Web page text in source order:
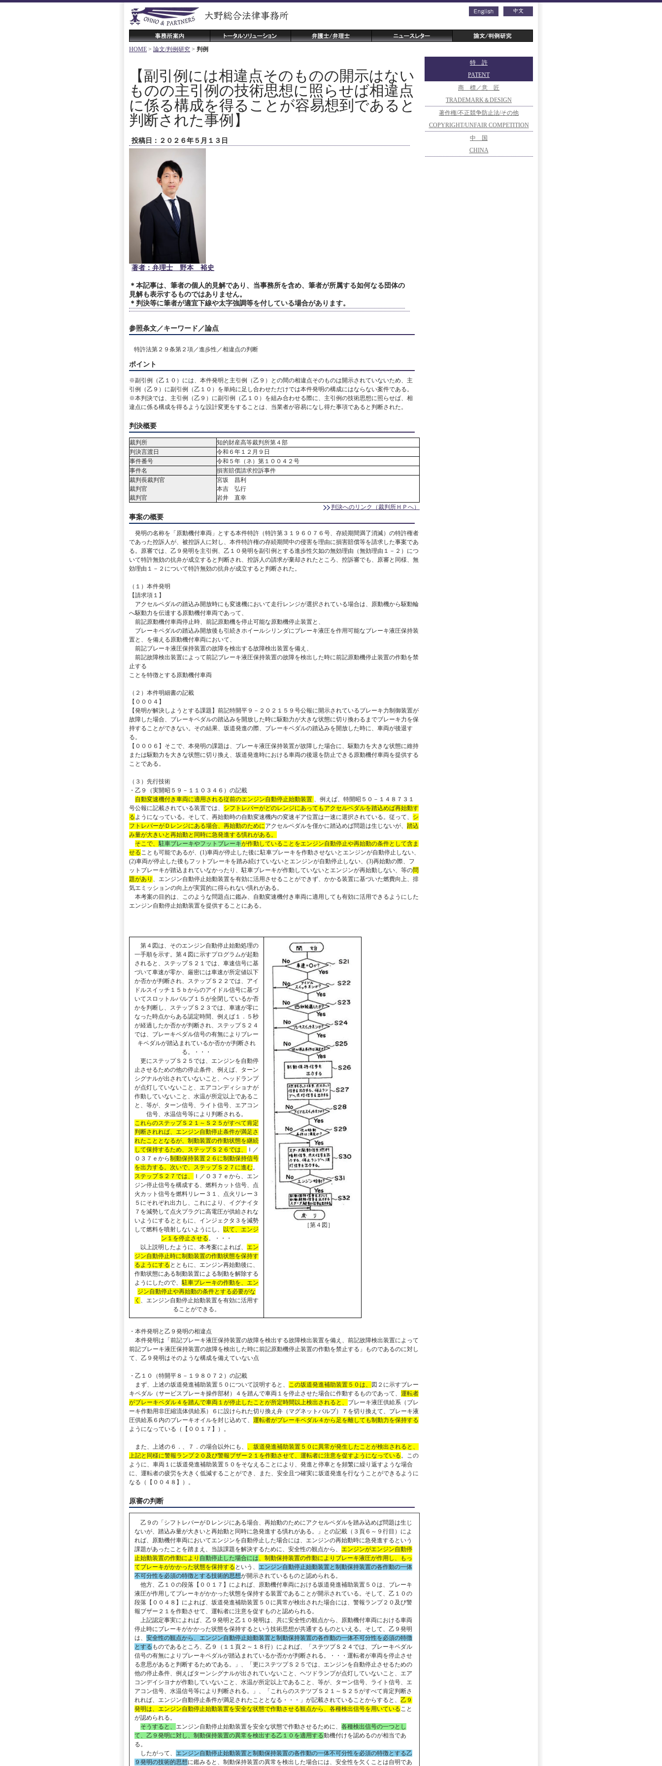
HOME > 論文/判例研究 > 判例
【副引例には相違点そのものの開示はない
ものの主引例の技術思想に照らせば相違点
に係る構成を得ることが容易想到であると
判断された事例】
投稿日：２０２６年５月１３日
著者：弁理士 野本 裕史
＊本記事は、筆者の個人的見解であり、当事務所を含め、筆者が所属する如何なる団体の
見解も表示するものではありません。
＊判決等に筆者が適宜下線や太字強調等を付している場合があります。
参照条文／キーワード／論点
特許法第２９条第２項／進歩性／相違点の判断
ポイント
※副引例（乙１０）には、本件発明と主引例（乙９）との間の相違点そのものは開示されていないため、主
引例（乙９）に副引例（乙１０）を単純に足し合わせただけでは本件発明の構成にはならない案件である。
※本判決では、主引例（乙９）に副引例（乙１０）を組み合わせる際に、主引例の技術思想に照らせば、相
違点に係る構成を得るような設計変更をすることは、当業者が容易になし得た事項であると判断された。
判決概要
裁判所
知的財産高等裁判所第４部
判決言渡日
令和６年１２月９日
事件番号
令和５年（ネ）第１００４２号
事件名
損害賠償請求控訴事件
裁判長裁判官
裁判官
裁判官
宮坂 昌利
本吉 弘行
岩井 直幸
判決へのリンク（裁判所ＨＰへ）
事案の概要
発明の名称を「原動機付車両」とする本件特許（特許第３１９６０７６号、存続期間満了消滅）の特許権者
であった控訴人が、被控訴人に対し、本件特許権の存続期間中の侵害を理由に損害賠償等を請求した事案であ
る。原審では、乙９発明を主引例、乙１０発明を副引例とする進歩性欠如の無効理由（無効理由１－２）につ
いて特許無効の抗弁が成立すると判断され、控訴人の請求が棄却されたところ、控訴審でも、原審と同様、無
効理由１－２について特許無効の抗弁が成立すると判断された。
（１）本件発明
【請求項１】
アクセルペダルの踏込み開放時にも変速機において走行レンジが選択されている場合は、原動機から駆動輪
へ駆動力を伝達する原動機付車両であって、
前記原動機付車両停止時、前記原動機を停止可能な原動機停止装置と、
ブレーキペダルの踏込み開放後も引続きホイールシリンダにブレーキ液圧を作用可能なブレーキ液圧保持装
置と、を備える原動機付車両において、
前記ブレーキ液圧保持装置の故障を検出する故障検出装置を備え、
前記故障検出装置によって前記ブレーキ液圧保持装置の故障を検出した時に前記原動機停止装置の作動を禁
止する
ことを特徴とする原動機付車両
（２）本件明細書の記載
【０００４】
【発明が解決しようとする課題】前記特開平９－２０２１５９号公報に開示されているブレーキ力制御装置が
故障した場合、ブレーキペダルの踏込みを開放した時に駆動力が大きな状態に切り換わるまでブレーキ力を保
持することができない。その結果、坂道発進の際、ブレーキペダルの踏込みを開放した時に、車両が後退す
る。
【０００６】そこで、本発明の課題は、ブレーキ液圧保持装置が故障した場合に、駆動力を大きな状態に維持
または駆動力を大きな状態に切り換え、坂道発進時における車両の後退を防止できる原動機付車両を提供する
ことである。
（３）先行技術
・乙９（実開昭５９－１１０３４６）の記載
自動変速機付き車両に適用される従前のエンジン自動停止始動装置 、例えば、特開昭５０－１４８７３１
号公報に記載されている装置では、 シフトレバーがどのレンジにあってもアクセルペダルを踏込めば再始動す
るようになっている。そして、再始動時の自動変速機内の変速ギア位置は一速に選択されている。従って、 シ
フトレバーがＤレンジにある場合、再始動のためにアクセルペダルを僅かに踏込めば問題は生じないが、 踏込
み量が大きいと再始動と同時に急発進する惧れがある。
そこで、駐車ブレーキやフットブレーキが作動していることをエンジン自動停止や再始動の条件として含ま
せることも可能であるが、(1)車両が停止した後に駐車ブレーキを作動させないとエンジンが自動停止しない、
(2)車両が停止した後もフットブレーキを踏み続けていないとエンジンが自動停止しない、(3)再始動の際、フ
ットブレーキが踏込まれていなかったり、駐車ブレーキが作動していないとエンジンが再始動しない、等の問
題があり 、エンジン自動停止始動装置を有効に活用させることができず、かかる装置に基づいた燃費向上、排
気エミッションの向上が実質的に得られない惧れがある。
本考案の目的は、このような問題点に鑑み、自動変速機付き車両に適用しても有効に活用できるようにした
エンジン自動停止始動装置を提供することにある。
第４図は、そのエンジン自動停止始動処理の
一手順を示す。第４図に示すプログラムが起動
されると、ステップＳ２１では、車速信号に基
づいて車速が零か、厳密には車速が所定値以下
か否かが判断され、ステップＳ２２では、アイ
ドルスイッチ１５ｂからのアイドル信号に基づ
いてスロットルバルブ１５が全閉しているか否
かを判断し、ステップＳ２３では、車速が零に
なった時点からある認定時間、例えば１．５秒
が経過したか否かが判断され、ステップＳ２４
では、ブレーキペダル信号の有無によりブレー
キペダルが踏込まれているか否かが判断され
る。・・・
更にステップＳ２５では、エンジンを自動停
止させるための他の停止条件、例えば、ターン
シグナルが出されていないこと、ヘッドランプ
が点灯していないこと、エアコンディショナが
作動していないこと、水温が所定以上であるこ
と、等が、ターン信号、ライト信号、エアコン
信号、水温信号等により判断される。
これらのステップＳ２１～Ｓ２５がすべて肯定
判断されれば、エンジン自動停止条件が満足さ
れたこととなるが、制動装置の作動状態を継続
して保持するため、ステップＳ２６では、
Ｉ／
Ｏ３７ｅから制動保持装置２６に制動保持信号
を出力する。次いで、ステップＳ２７に進む。
ステップＳ２７では、
Ｉ／Ｏ３７ｅから、エン
ジン停止信号を構成する、燃料カット信号、点
火カット信号を燃料リレー３１、点火リレー３
５にそれぞれ出力し、これにより、イグナイタ
７を減勢して点火プラグに高電圧が供給されな
いようにするとともに、インジェクタ３を減勢
して燃料を噴射しないようにし、
以て、エンジ
ン１を停止させる。・・・
以上説明したように、本考案によれば、 エン
ジン自動停止時に制動装置の作動状態を保持す
るようにする とともに、エンジン再始動後に、
作動状態にある制動装置による制動を解除する
ようにしたので、駐車ブレーキの作動を、エン
ジン自動停止や再始動の条件とする必要がな
く 、エンジン自動停止始動装置を有効に活用す
ることができる。
［第４図］
・本件発明と乙９発明の相違点
本件発明は「前記ブレーキ液圧保持装置の故障を検出する故障検出装置を備え、前記故障検出装置によって
前記ブレーキ液圧保持装置の故障を検出した時に前記原動機停止装置の作動を禁止する」ものであるのに対し
て、乙９発明はそのような構成を備えていない点
・乙１０（特開平８－１９８０７２）の記載
まず、上述の坂道発進補助装置５０について説明すると、 この坂道発進補助装置５０は、
図２に示すブレー
キペダル（サービスブレーキ操作部材）４を踏んで車両１を停止させた場合に作動するものであって、 運転者
がブレーキペダル４を踏んで車両１が停止したことが所定時間以上検出されると、 ブレーキ液圧供給系（ブレ
ーキ作動用非圧縮流体供給系）６に設けられた切り換え弁（マグネットバルブ）７を切り換えて、ブレーキ液
圧供給系６内のブレーキオイルを封じ込めて、 運転者がブレーキペダル４から足を離しても制動力を保持する
ようになっている（【００１７】）。
また、上述の６．、７．の場合以外にも、 、坂道発進補助装置５０に異常が発生したことが検出されると、
上記と同様に警報ランプ２０及び警報ブザー２１を作動させて、運転者に注意を促すようになっている。この
ように、車両１に坂道発進補助装置５０をそなえることにより、発進と停車とを頻繁に繰り返すような場合
に、運転者の疲労を大きく低減することができ、また、安全且つ確実に坂道発進を行なうことができるように
なる（【００４８】）。
原審の判断
乙９の「シフトレバーがＤレンジにある場合、再始動のためにアクセルペダルを踏み込めば問題は生じ
ないが、踏込み量が大きいと再始動と同時に急発進する惧れがある。」との記載（３頁６～９行目）によ
れば、原動機付車両においてエンジンを自動停止した場合には、エンジンの再始動時に急発進するという
課題があったことを踏まえ、当該課題を解決するために、安全性の観点から、 エンジンがエンジン自動停
止始動装置の作動により 自動停止した場合には、制動保持装置の作動によりブレーキ液圧が作用し、もっ
てブレーキがかかった状態を保持する という、 エンジン自動停止始動装置と制動保持装置の各作動の一体
不可分性を必須の特徴とする技術的思想が開示されているものと認められる。
他方、乙１０の段落【００１７】によれば、原動機付車両における坂道発進補助装置５０は、ブレーキ
液圧が作用してブレーキがかかった状態を保持する装置であることが開示されている。そして、乙１０の
段落【００４８】によれば、坂道発進補助装置５０に異常が検出された場合には、警報ランプ２０及び警
報ブザー２１を作動させて、運転者に注意を促すものと認められる。
上記認定事実によれば、乙９発明と乙１０発明は、共に安全性の観点から、原動機付車両における車両
停止時にブレーキがかかった状態を保持するという技術思想が共通するものといえる。そして、乙９発明
は、 安全性の観点から、エンジン自動停止始動装置と制動保持装置の各作動の一体不可分性を必須の特徴
とする ものであるところ、乙９（１１頁２～１８行）によれば、「ステツプＳ２４では、ブレーキペダル
信号の有無によりブレーキペダルが踏込まれているか否かが判断される。・・・運転者が車両を停止させ
る意思があると判断するためである。」、「更にステツプＳ２５では、エンジンを自動停止させるための
他の停止条件、例えばターンシグナルが出されていないこと、ヘツドランプが点灯していないこと、エア
コンデイシヨナが作動していないこと、水温が所定以上であること、等が、ターン信号、ライト信号、エ
アコン信号、水温信号等により判断される。」、「これらのステツプＳ２１～Ｓ２５がすべて肯定判断さ
れれば、エンジン自動停止条件が満足されたこととなる・・・」が記載されていることからすると、 乙９
発明は、エンジン自動停止始動装置を安全な状態で作動させる観点から、各種検出信号を用いていること
が認められる。
そうすると、 エンジン自動停止始動装置を安全な状態で作動させるために、 各種検出信号の一つとし
て、乙９発明に対し、制動保持装置の異常を検出する乙１０を適用する動機付けを認めるのが相当であ
る。
したがって、 エンジン自動停止始動装置と制動保持装置の各作動の一体不可分性を必須の特徴とする乙
９発明の技術的思想に鑑みると、制動保持装置の異常を検出した場合には、安全性を欠くことは自明であ
特 許
PATENT
商 標／意 匠
TRADEMARK＆DESIGN
著作権/不正競争防止法/その他
COPYRIGHT/UNFAIR COMPETITION
PREVENTION/OTHERS
OTHERS
中 国
CHINA